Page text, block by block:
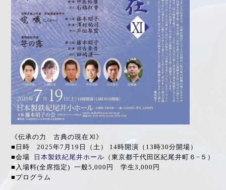
《伝承の力 古典の現在Ⅺ》
■日時 2025年7月19日（土） 14時開演（13時30分開場）
■会場
日本製鉄紀尾井ホール （ 東京都千代田区紀尾井町６−５ ）
■入場料(全席指定) 一般5,000円 学生3,000円
■プログラム